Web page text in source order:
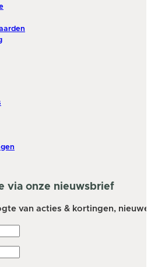
via onze nieuwsbrief
van acties & kortingen,